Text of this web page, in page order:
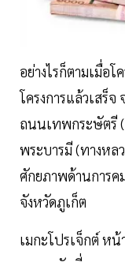
อย่างไรก็ตามเมื่อ
โครงการแล้วเสร็
ถนนเทพกระษัตรี
พระบารมี (ทางหล
ศักยภาพด้านการค
จังหวัดภูเก็ต
เมกะโปรเจ็กต์ ห